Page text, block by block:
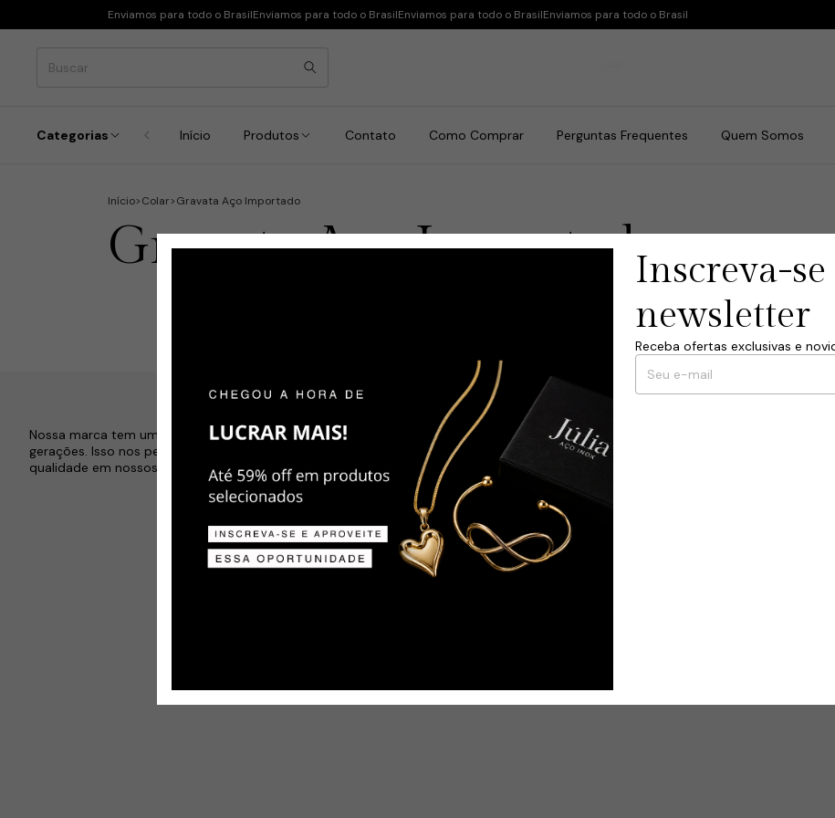
Enviamos para todo o BrasilEnviamos para todo o BrasilEnviamos para todo o BrasilEnviamos para todo o Brasil
Categorias Início Produtos Contato Como Comprar Perguntas Frequentes Quem Somos
Início>Colar>Gravata Aço Importado
Gravata Aço Importado
Em breve
Nossa marca tem uma tradição que é transmitida há 3
gerações. Isso nos permite garantir e oferecer a mais alta
qualidade em nossos produtos.
Informações
Início
Produtos
Contato
Como Comprar
Perguntas Frequentes
Quem Somos
Garantia
Inscreva-
newsletter
Receba ofertas exclusivas e